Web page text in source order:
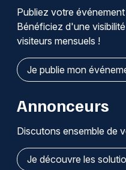
Publiez votre
Bénéficiez d'une
visiteurs mensuels !
Je publie mon
Annonceurs
Discutons ensemble de
Je découvre les